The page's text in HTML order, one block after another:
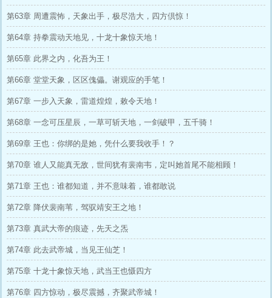
第63章 周遭震怖，天象出手，极尽浩大，四方倶惊！
第64章 持拳震动天地见，十龙十象惊天地！
第65章 此界之内，化吾为王！
第66章 堂堂天象，区区傀儡。谢观应的手笔！
第67章 一步入天象，雷道煌煌，敕令天地！
第68章 一念可压星辰，一草可斩天地，一剑破甲，五千骑！
第69章 王也：你绑的是她，凭什么要我收手！？
第70章 谁人又能真无敌，世间犹有裴南韦，定叫她首尾不能相顾！
第71章 王也：谁都知道，并不意味着，谁都敢说
第72章 降伏裴南苇，驾驭靖安王之地！
第73章 真武大帝的痕迹，先天之炁
第74章 此去武帝城，当见王仙芝！
第75章 十龙十象惊天地，武当王也慑四方
第76章 四方惊动，极尽震撼，齐聚武帝城！